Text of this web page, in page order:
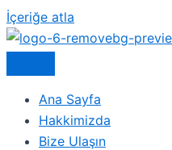
İçeriğe atla
Ana Sayfa
Hakkimizda
Bize Ulaşın